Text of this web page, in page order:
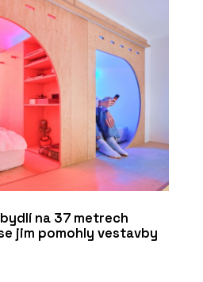
na 37 metrech
jim pomohly vestavby